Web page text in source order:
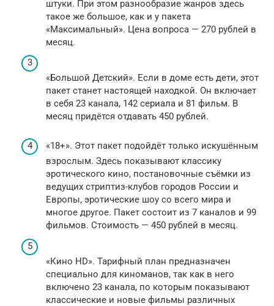
штуки. При этом разнообразие жанров здесь
такое же большое, как и у пакета
«Максимальный». Цена вопроса — 270 рублей в
месяц.
«Большой Детский». Если в доме есть дети, этот
пакет станет настоящей находкой. Он включает
в себя 23 канала, 142 сериала и 81 фильм. В
месяц придётся отдавать 450 рублей.
«18+». Этот пакет подойдёт только искушённым
взрослым. Здесь показывают классику
эротического кино, постановочные съёмки из
ведущих стриптиз-клубов городов России и
Европы, эротические шоу со всего мира и
многое другое. Пакет состоит из 7 каналов и 99
фильмов. Стоимость — 450 рублей в месяц.
«Кино HD». Тарифный план предназначен
специально для киноманов, так как в него
включено 23 канала, по которым показывают
классические и новые фильмы различных